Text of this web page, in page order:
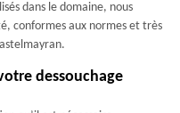
dans le domaine, nous
conformes aux normes et très
dessouchage